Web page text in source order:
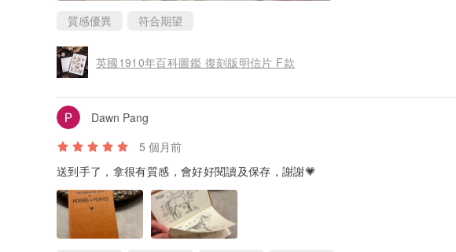
質感優異 符合期望
英國1910年百科圖鑑 復刻版明信片 F款
Dawn Pang
5 個月前
送到手了，拿很有質感，會好好閱讀及保存，謝謝💗